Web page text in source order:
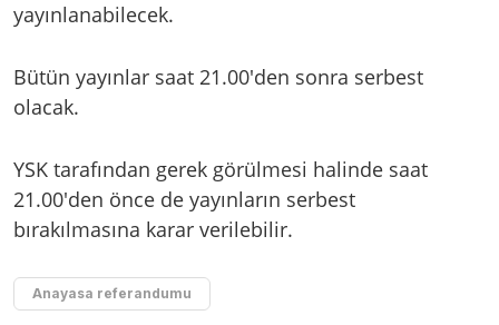
yayınlanabilecek.
Bütün yayınlar saat 21.00'den sonra serbest
olacak.
YSK tarafından gerek görülmesi halinde saat
21.00'den önce de yayınların serbest
bırakılmasına karar verilebilir.
Anayasa referandumu